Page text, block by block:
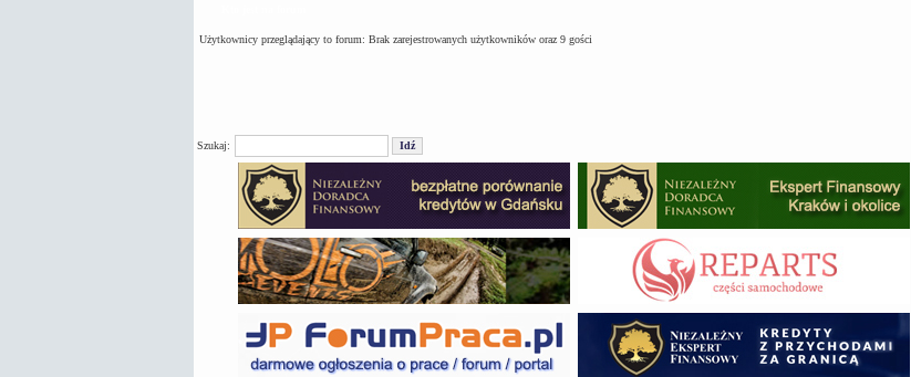
Użytkownicy przeglądający to forum: Brak zarejestrowanych użytkowników oraz 9 gości
Szukaj: